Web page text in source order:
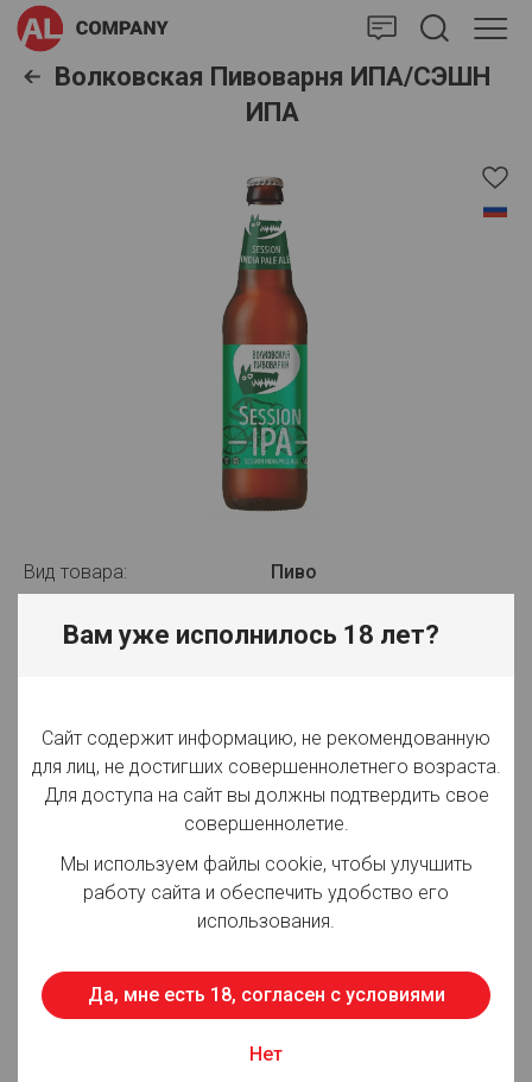
Волковская Пивоварня ИПА/СЭШН
ИПА
Вид товара: Пиво
Производитель:
ЗАО "Московская
Пивоваренная Компания"
Вид упаковки: ст/б
Крепость: 4.5%
Фильтрация: Нефильтрованное
Срок годности: 365 суток
Вам уже исполнилось 18 лет?
Сайт содержит информацию, не рекомендованную
для лиц, не достигших совершеннолетнего возраста.
Для доступа на сайт вы должны подтвердить свое
совершеннолетие.
Мы используем файлы cookie, чтобы улучшить
работу сайта и обеспечить удобство его
использования.
Да, мне есть 18, согласен с условиями
Нет